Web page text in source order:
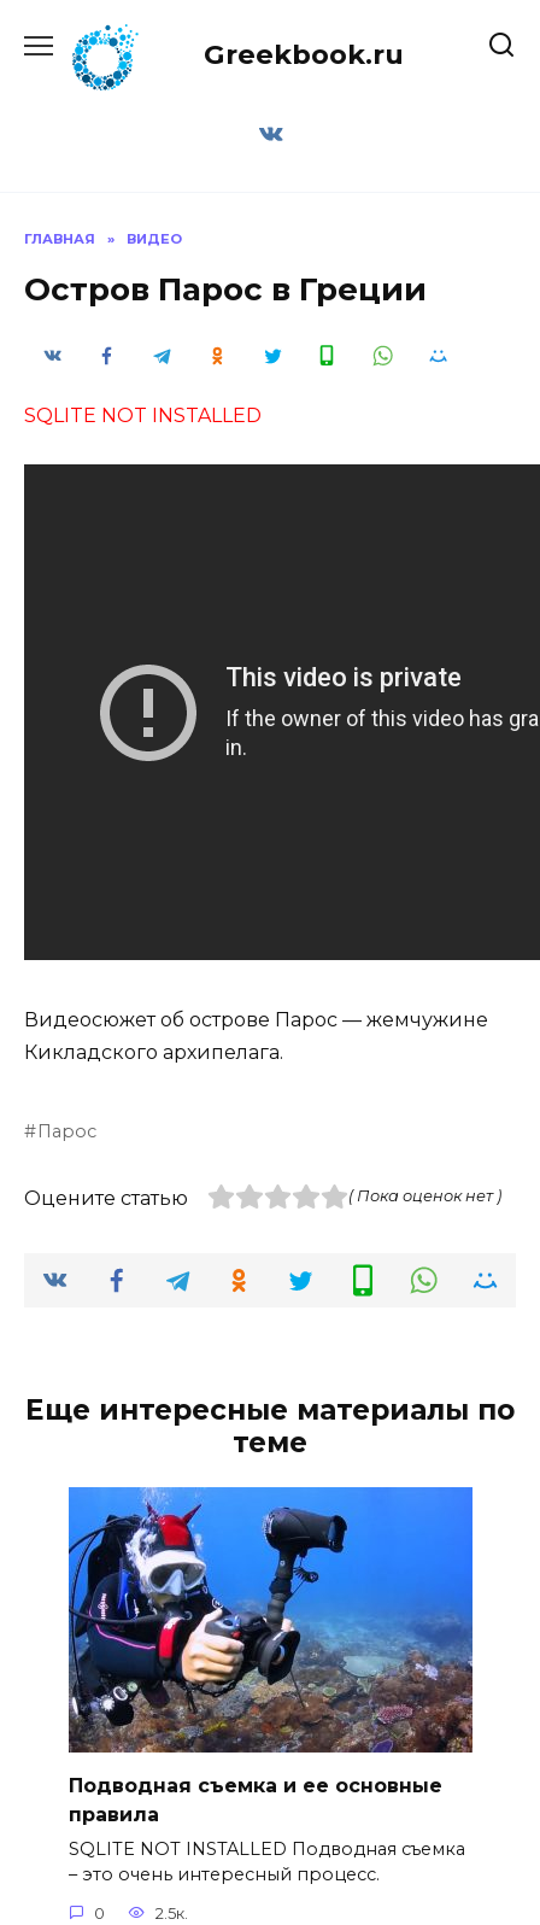
содержанию
Greekbook.ru
ГЛАВНАЯ » ВИДЕО
Остров Парос в Греции
SQLITE NOT INSTALLED
Видеосюжет об острове Парос — жемчужине
Кикладского архипелага.
Парос
Оцените статью ( Пока оценок нет )
Еще интересные материалы по
теме
Подводная съемка и ее основные
правила
SQLITE NOT INSTALLED Подводная съемка
– это очень интересный процесс.
0 2.5к.